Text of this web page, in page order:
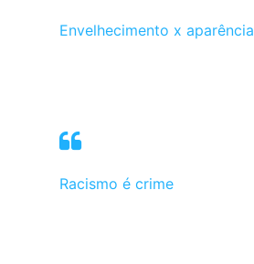
Envelhecimento x aparência
Racismo é crime